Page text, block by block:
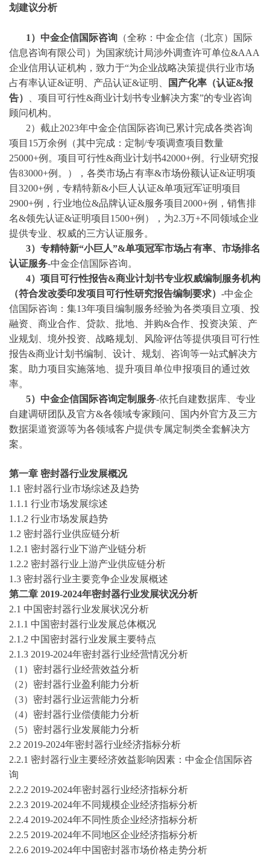
划建议分析
1）中金企信国际咨询 （全称：中金企信（北京）国际
信息咨询有限公司）为国家统计局涉外调查许可单位&AAA
企业信用认证机构，致力于“为企业战略决策提供行业市场
占有率认证&证明、产品认证&证明、 国产化率（认证&报
告）
项目可行性&商业计划书专业解决方案”的专业咨询
顾问机构。
2）截止2023年中金企信国际咨询已累计完成各类咨询
项目15万余例（其中完成： 定制 /专项调查项目数量
25000+例。项目可行性&商业计划书42000+例。行业研究报
告83000+例。），各类市场占有率&市场份额认证&证明项
目3200+例，专精特新&小巨人认证&单项冠军证明项目
2900+例，行业地位&品牌认证&服务项目2000+例，销售排
名&领先认证&证明项目1500+例），为2.3万+不同领域企业
提供专业、权威的三方认证服务。
3）专精特新“小巨人”&单项冠军市场占有率、市场排名
认证服务-中金企信国际咨询。
4）项目可行性报告&商业计划书专业权威编制服务机构
（符合发改委印发项目可行性研究报告编制要求） -中金企
信国际咨询：集13年项目编制服务经验为各类项目立项、投
融资、商业合作、贷款、批地、并购&合作、投资决策、产
业规划、境外投资、战略规划、风险评估等提供项目可行性
报告&商业计划书编制、设计、规划、咨询等一站式解决方
案。助力项目实施落地、提升项目单位申报项目的通过效
率。
5）中金企信国际咨询定制服务-依托自建数据库、专业
自建调研团队及官方&各领域专家顾问、国内外官方及三方
数据渠道资源等为各领域客户提供专属定制类全套解决方
案。
第一章 密封器行业发展概况
1.1 密封器行业市场综述及 趋势
1.1.1 行业市场发展综述
1.1.2 行业市场发展趋势
1.2 密封器行业供应链分析
1.2.1 密封器行业下游产业链分析
1.2.2 密封器行业上游产业供应链分析
1.3 密封器行业主要竞争企业发展概述
第二章 2019-2024年密封器行业发展状况分析
2.1 中国 密封器行业发展状况分析
2.1.1 中国 密封器行业发展总体概况
2.1.2 中国 密封器行业发展主要特点
2.1.3 2019-2024年密封器行业经营情况分析
（1） 密封器行业经营效益分析
（2） 密封器行业盈利能力分析
（3） 密封器行业运营能力分析
（4） 密封器行业偿债能力分析
（5） 密封器行业发展能力分析
2.2 2019-2024年密封器行业经济指标分析
2.2.1 密封器行业主要经济效益影响因素 ： 中金企信国际咨
询
2.2.2 2019-2024年密封器行业经济指标分析
2.2.3 2019-2024年不同规模企业经济指标分析
2.2.4 2019-2024年不同性质企业经济指标分析
2.2.5 2019-2024年不同地区企业经济指标分析
2.2.6 2019-2024年中国 密封器市场价格走势分析